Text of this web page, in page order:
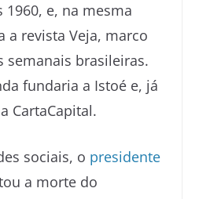
1960, e, na mesma
a revista Veja, marco
semanais brasileiras.
fundaria a Istoé e, já
CartaCapital.
sociais, o presidente
a morte do